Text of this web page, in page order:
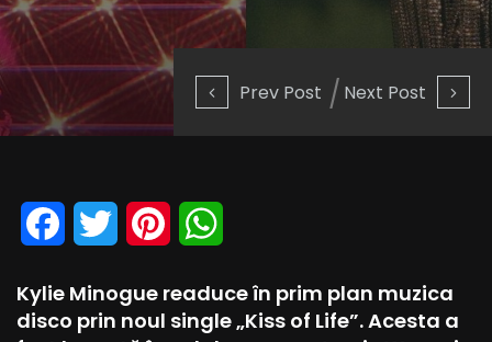
Prev Post Next Post
Facebook
Twitter Pinterest
Kylie Minogue readuce în prim plan muzica
disco prin noul single „Kiss of Life”. Acesta a